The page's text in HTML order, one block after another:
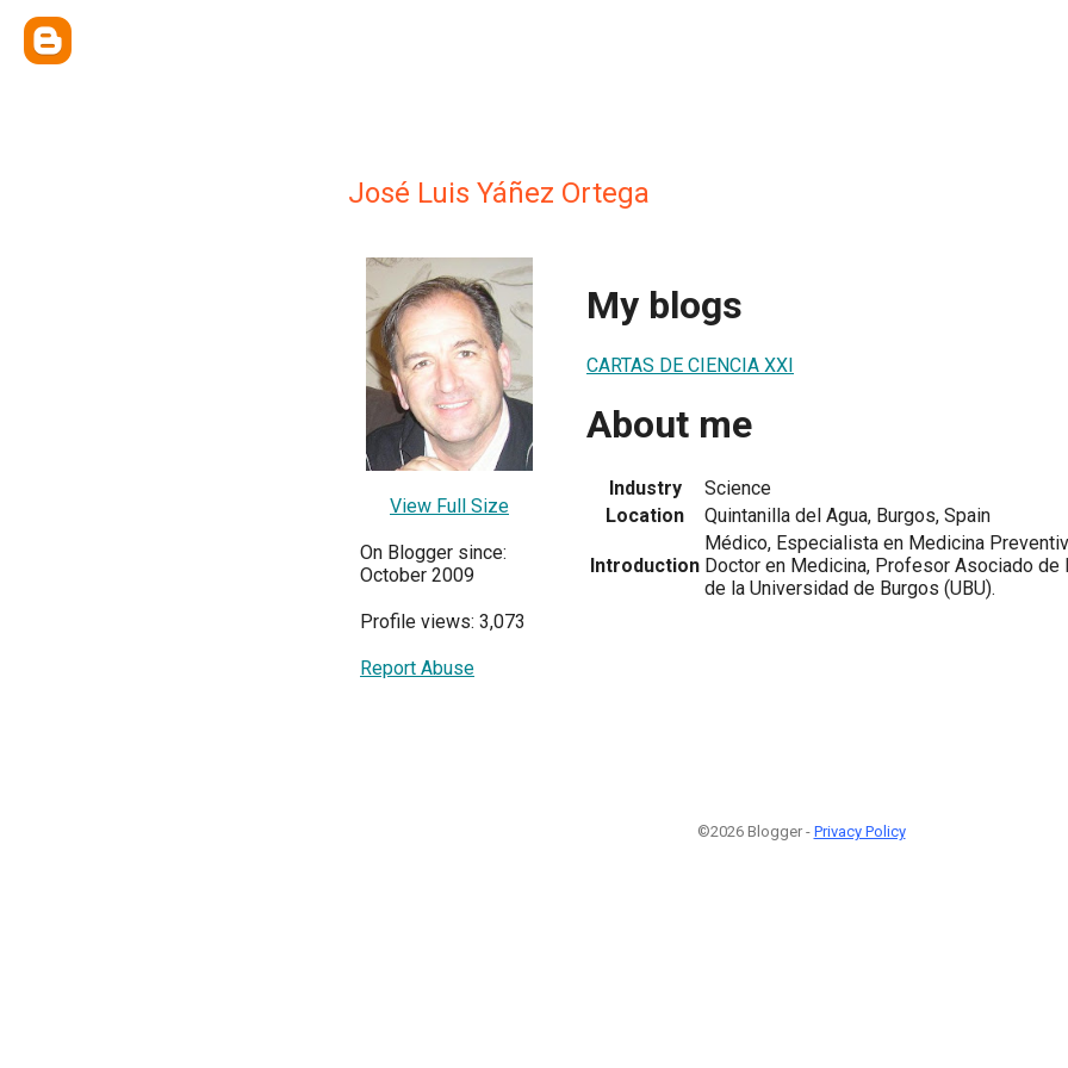
José Luis Yáñez Ortega
View Full Size
On Blogger since:
October 2009
Profile views: 3,073
Report Abuse
My blogs
CARTAS DE CIENCIA XXI
About me
Industry
Science
Location
Quintanilla del Agua, Burgos, Spain
Introduction
Médico, Especialista en Medicina
Doctor en Medicina, Profesor Asociado de
de la Universidad de Burgos (UBU).
©2026 Blogger - Privacy Policy